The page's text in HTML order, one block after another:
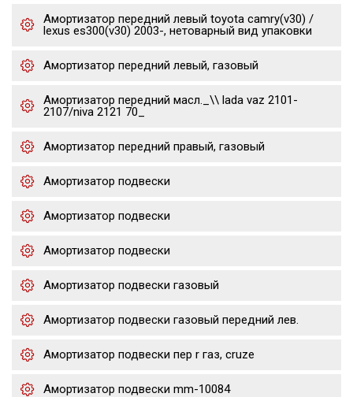
Амортизатор передний левый toyota camry(v30) /
lexus es300(v30) 2003-, нетоварный вид упаковки
Амортизатор передний левый, газовый
Амортизатор передний масл._\\ lada vaz 2101-
2107/niva 2121 70_
Амортизатор передний правый, газовый
Амортизатор подвески
Амортизатор подвески
Амортизатор подвески
Амортизатор подвески газовый
Амортизатор подвески газовый передний лев.
Амортизатор подвески пер r газ, cruze
Амортизатор подвески mm-10084